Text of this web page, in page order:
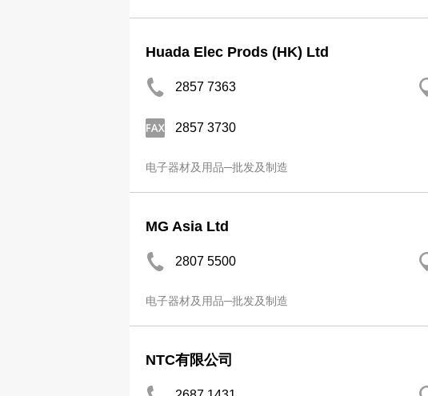
Huada Elec Prods (HK) Ltd
2857 7363
2857 3730
电子器材及用品─批发及制造
MG Asia Ltd
2807 5500
电子器材及用品─批发及制造
NTC有限公司